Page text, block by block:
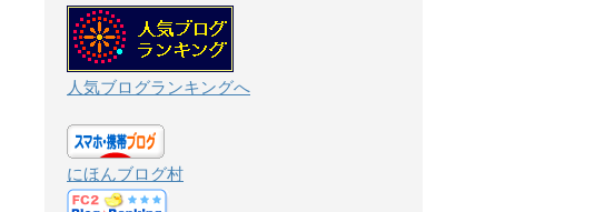
人気ブログランキングへ
にほんブログ村